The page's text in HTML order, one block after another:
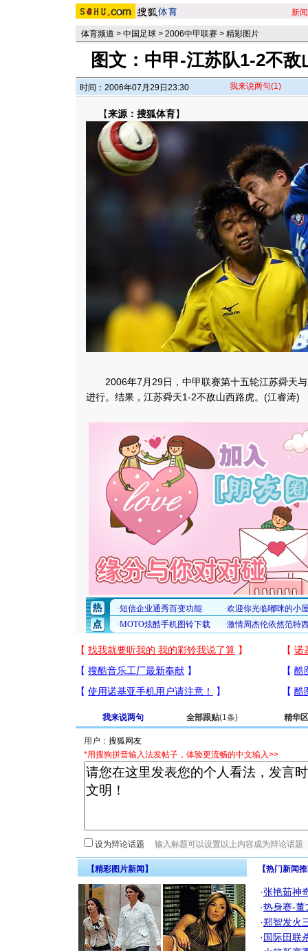
新闻
体育频道 > 中国足球 > 2006中甲联赛 > 精彩图片
图文：中甲-江苏队1-2不
时间：2006年07月29日23:30 我来说两句(1)
【来源：搜狐体育】
2006年7月29日，中甲联赛第十五轮江苏舜天与
进行。结果，江苏舜天1-2不敌山西路虎。(江睿涛)
我来说两句 全部跟贴(1条) 精华区
用户：
*用搜狗拼音输入法发帖子，体验更流畅的中文输入>>
设为辩论话题
【精彩图片新闻】 【热门新闻
·张艳茹神
·热身赛-董
·郑智发火
·国际田联